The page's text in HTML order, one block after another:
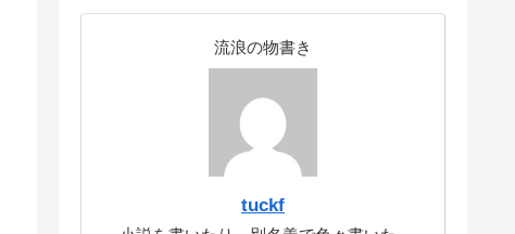
流浪の物書き
tuckf